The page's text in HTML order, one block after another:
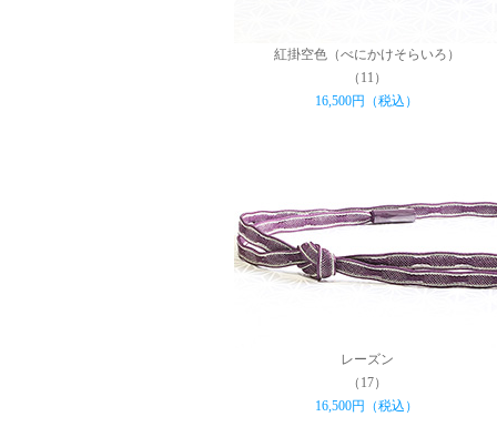
紅掛空色（べにかけそらいろ）
（11）
16,500円（税込）
レーズン
（17）
16,500円（税込）